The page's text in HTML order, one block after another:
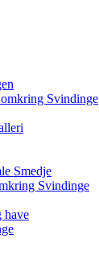
Svindinge
Smedje
Svindinge
have